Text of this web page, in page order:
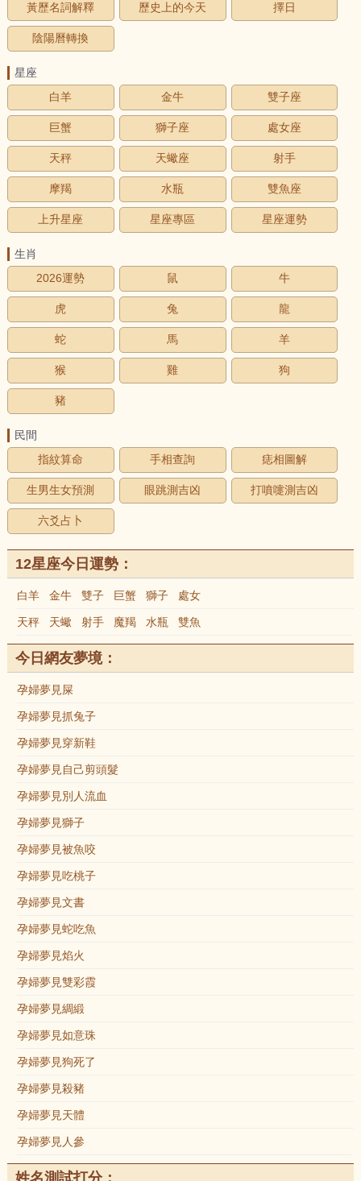
黃歷名詞解釋
歷史上的今天 擇日
陰陽曆轉換
星座
白羊
金牛 雙子座
巨蟹 獅子座 處女座
天秤 天蠍座 射手
摩羯 水瓶 雙魚座
上升星座 星座專區 星座運勢
生肖
2026運勢
鼠 牛
虎 兔 龍
蛇 馬 羊
猴 雞 狗
豬
民間
指紋算命
手相查詢 痣相圖解
生男生女預測 眼跳測吉凶 打噴嚏測吉凶
六爻占卜
12星座今日運勢：
白羊 金牛 雙子 巨蟹 獅子 處女
天秤 天蠍 射手 魔羯 水瓶 雙魚
今日網友夢境：
孕婦夢見屎
孕婦夢見抓兔子
孕婦夢見穿新鞋
孕婦夢見自己剪頭髮
孕婦夢見別人流血
孕婦夢見獅子
孕婦夢見被魚咬
孕婦夢見吃桃子
孕婦夢見文書
孕婦夢見蛇吃魚
孕婦夢見焰火
孕婦夢見雙彩霞
孕婦夢見綢緞
孕婦夢見如意珠
孕婦夢見狗死了
孕婦夢見殺豬
孕婦夢見天體
孕婦夢見人參
姓名測試打分：